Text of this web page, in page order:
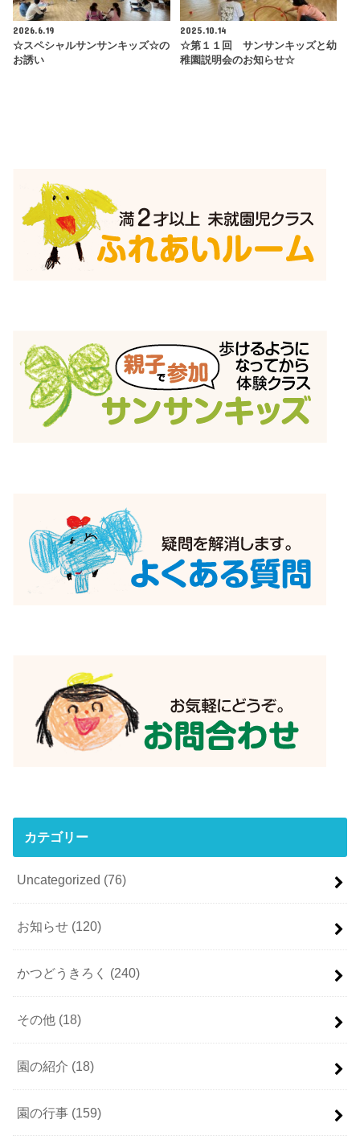
2026.6.19
☆スペシャルサンサンキッズ☆の
お誘い
2025.10.14
☆第１１回 サンサンキッズと幼
稚園説明会のお知らせ☆
カテゴリー
Uncategorized (76)
お知らせ (120)
かつどうきろく (240)
その他 (18)
園の紹介 (18)
園の行事 (159)